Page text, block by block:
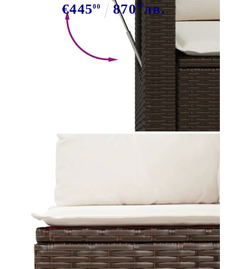
€44500 87034лв.
В наличност: 37 бр.
Време за доставка: 5 до 9 дни
Безплатна доставка до адрес при плащане по банков път
Височина на подлакътника от земята:
55 см
Размери на седалката:
Размери на възглавницата за облягане:
55 x 45 x 13 см (Д х Ш x
Деб)
Максимален капацитет на натоварване
(на място):
110 кг
Размери на възглавницата на
седалката:
55 x 55 x 3 см (Ш x Д x Деб)